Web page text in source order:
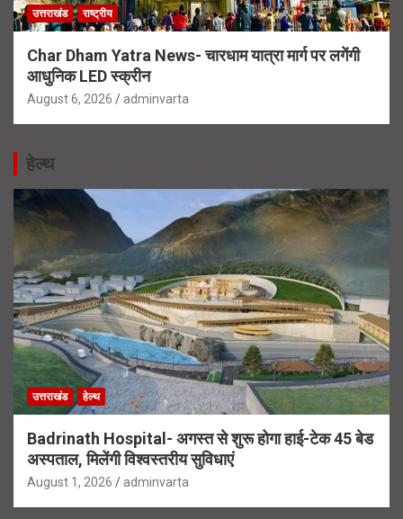
उत्तराखंड राष्ट्रीय
Char Dham Yatra News- चारधाम यात्रा मार्ग पर लगेंगी
आधुनिक LED स्क्रीन
August 6, 2026 adminvarta
हेल्थ
उत्तराखंड हेल्थ
Badrinath Hospital- अगस्त से शुरू होगा हाई-टेक 45 बेड
अस्पताल, मिलेंगी विश्वस्तरीय सुविधाएं
August 1, 2026 adminvarta